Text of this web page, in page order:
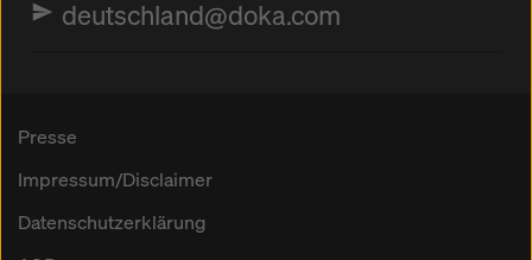
deutschland@doka.com
Presse
Impressum/Disclaimer
Datenschutzerklärung